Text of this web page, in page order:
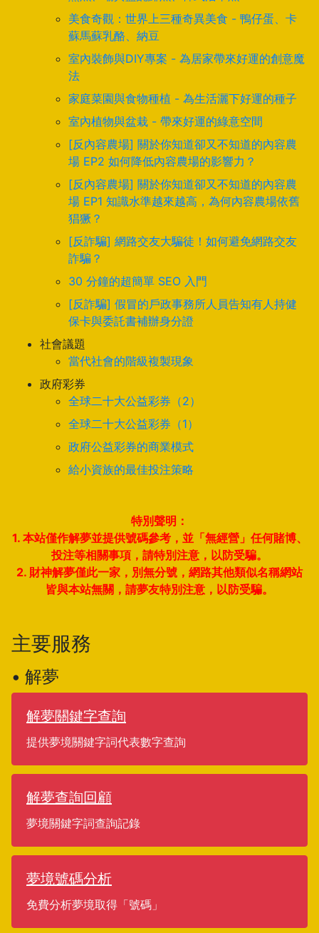
美食奇觀：世界上三種奇異美食 - 鴨仔蛋、卡
蘇馬蘇乳酪、納豆
室內裝飾與DIY專案 - 為居家帶來好運的創意魔
法
家庭菜園與食物種植 - 為生活灑下好運的種子
室內植物與盆栽 - 帶來好運的綠意空間
[反內容農場] 關於你知道卻又不知道的內容農
場 EP2 如何降低內容農場的影響力？
[反內容農場] 關於你知道卻又不知道的內容農
場 EP1 知識水準越來越高，為何內容農場依舊
猖獗？
[反詐騙] 網路交友大騙徒！如何避免網路交友
詐騙？
30 分鐘的超簡單 SEO 入門
[反詐騙] 假冒的戶政事務所人員告知有人持健
保卡與委託書補辦身分證
社會議題
當代社會的階級複製現象
政府彩券
全球二十大公益彩券（2）
全球二十大公益彩券（1）
政府公益彩券的商業模式
給小資族的最佳投注策略
特別聲明：
1. 本站僅作解夢並提供號碼參考，並「無經營」任何賭博、
投注等相關事項，請特別注意，以防受騙。
2. 財神解夢僅此一家，別無分號，網路其他類似名稱網站
皆與本站無關，請夢友特別注意，以防受騙。
主要服務
• 解夢
解夢關鍵字查詢
提供夢境關鍵字詞代表數字查詢
解夢查詢回顧
夢境關鍵字詞查詢記錄
夢境號碼分析
免費分析夢境取得「號碼」